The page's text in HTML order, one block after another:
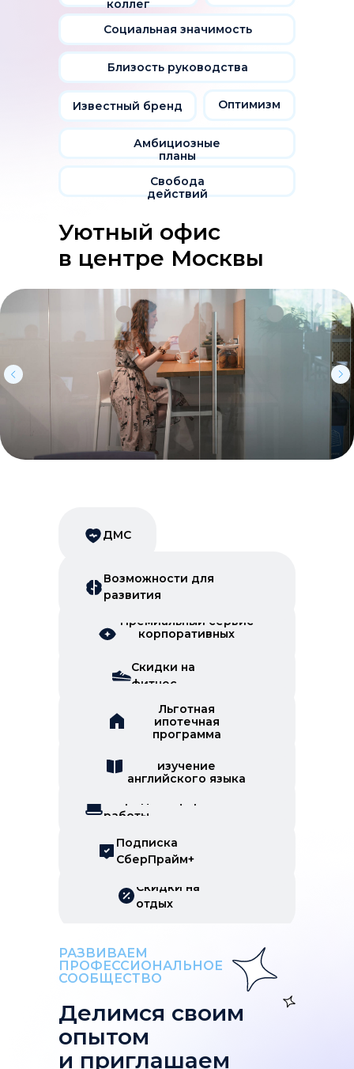
Свобода
действий
Известный бренд
Близость руководства
коллег
Социальная значимость
Амбициозные
планы
Оптимизм
Уютный офис
в центре Москвы
ДМС
Скидки на
отдых
работы
Премиальный сервис
корпоративных
Подписка
СберПрайм+
Скидки на
фитнес
изучение
английского языка
Льготная
ипотечная
программа
Возможности для
развития
РАЗВИВАЕМ
ПРОФЕССИОНАЛЬНОЕ
СООБЩЕСТВО
Делимся своим
опытом
и приглашаем